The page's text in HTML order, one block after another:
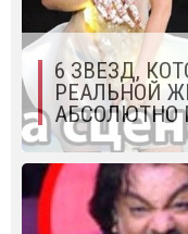
6 ЗВЕЗД,
РЕАЛЬНОЙ
АБСОЛЮТНО